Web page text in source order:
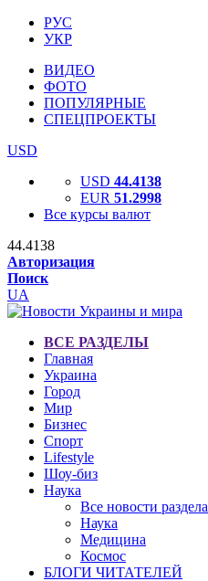
РУС
УКР
ВИДЕО
ФОТО
ПОПУЛЯРНЫЕ
СПЕЦПРОЕКТЫ
USD
USD 44.4138
EUR 51.2998
Все курсы валют
44.4138
Авторизация
Поиск
UA
ВСЕ РАЗДЕЛЫ
Главная
Украина
Город
Мир
Бизнес
Спорт
Lifestyle
Шоу-биз
Наука
Все новости раздела
Наука
Медицина
Космос
БЛОГИ ЧИТАТЕЛЕЙ